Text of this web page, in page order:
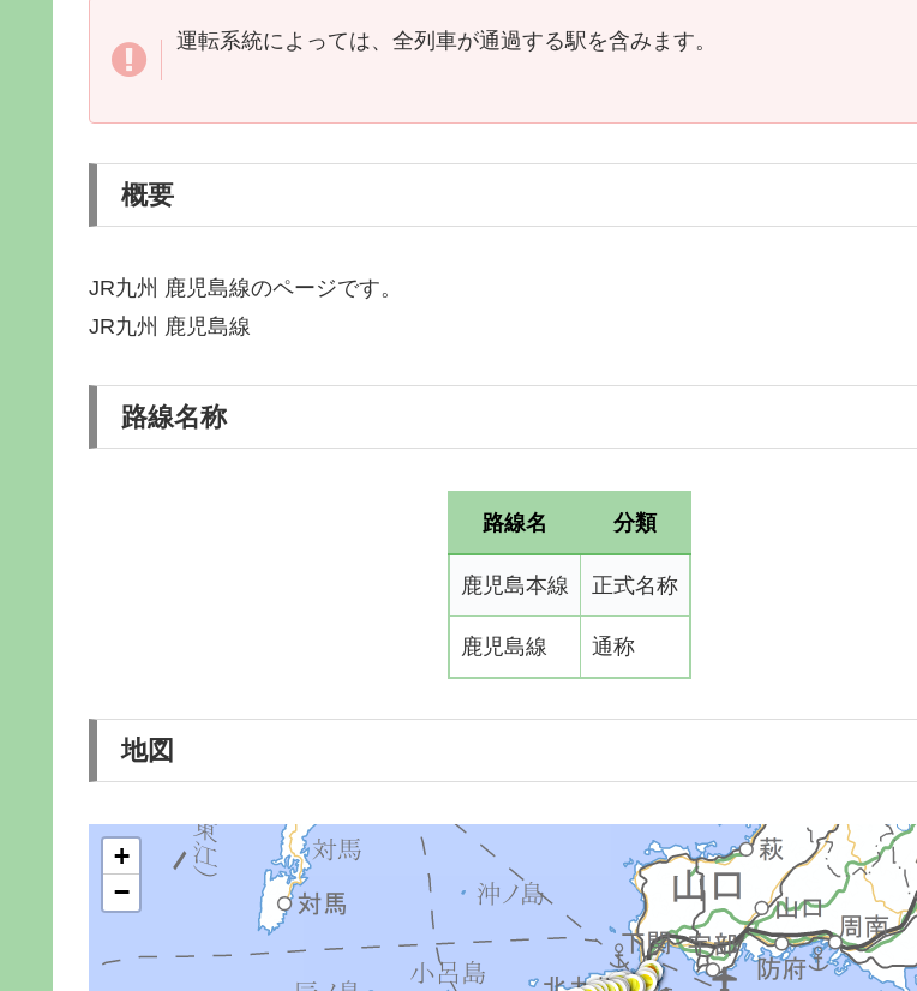
運転系統によっては、全列車が通過する駅を含みます。
概要
JR九州 鹿児島線のページです。
JR九州 鹿児島線
路線名称
路線名 分類
鹿児島本線 正式名称
鹿児島線 通称
地図
+
−